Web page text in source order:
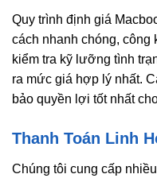
Quy trình định giá
cách nhanh chóng, công
kiểm tra kỹ lưỡng tình
ra mức giá hợp lý nhất.
bảo quyền lợi tốt nhất
Thanh Toán Linh
Chúng tôi cung cấp